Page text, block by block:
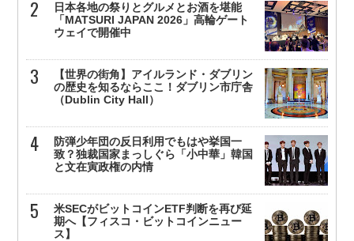
日本各地の祭りとグルメとお酒を堪能
「MATSURI JAPAN 2026」高輪ゲート
ウェイで開催中
【世界の街角】アイルランド・ダブリン
の歴史を知るならここ！ダブリン市庁舎
（Dublin City Hall）
防弾少年団の反日利用でもはや挙国一
致？独裁国家まっしぐら「小中華」韓国
と文在寅政権の内情
米SECがビットコインETF判断を再び延
期へ【フィスコ・ビットコインニュー
ス】